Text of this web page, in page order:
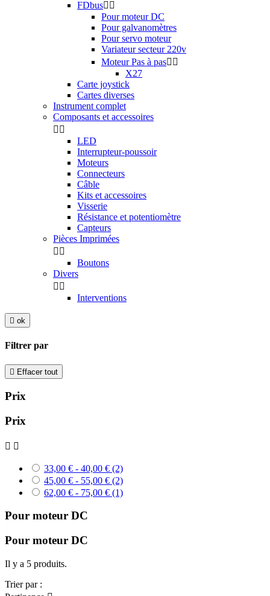
FDbus 
Pour moteur DC
Pour galvanomètres
Pour servo moteur
Variateur secteur 220v
Moteur Pas à pas 
X27
Carte joystick
Cartes diverses
Instrument complet
Composants et accessoires
 
LED
Interrupteur-poussoir
Moteurs
Connecteurs
Câble
Kits et accessoires
Visserie
Résistance et potentiomètre
Capteurs
Pièces Imprimées
 
Boutons
Divers
 
Interventions
 ok
Filtrer par
 Effacer tout
Prix
Prix
 
33,00 € - 40,00 € (2)
45,00 € - 55,00 € (2)
62,00 € - 75,00 € (1)
Pour moteur DC
Pour moteur DC
Il y a 5 produits.
Trier par :